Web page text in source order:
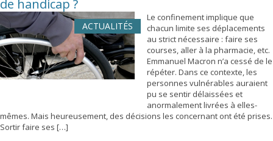
de handicap ?
ACTUALITÉS
Le confinement implique que
chacun limite ses déplacements
au strict nécessaire : faire ses
courses, aller à la pharmacie, etc.
Emmanuel Macron n’a cessé de le
répéter. Dans ce contexte, les
personnes vulnérables auraient
pu se sentir délaissées et
anormalement livrées à elles-
mêmes. Mais heureusement, des décisions les concernant ont été prises.
Sortir faire ses […]